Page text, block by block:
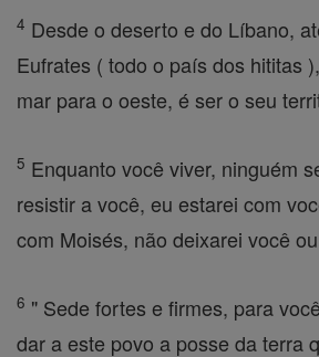
4 Desde o deserto e do Líbano,
Eufrates ( todo o país dos hititas
mar para o oeste, é ser o seu
5 Enquanto você viver, ninguém
resistir a você, eu estarei com
com Moisés, não deixarei você
6 " Sede fortes e firmes, para
dar a este povo a posse da terra